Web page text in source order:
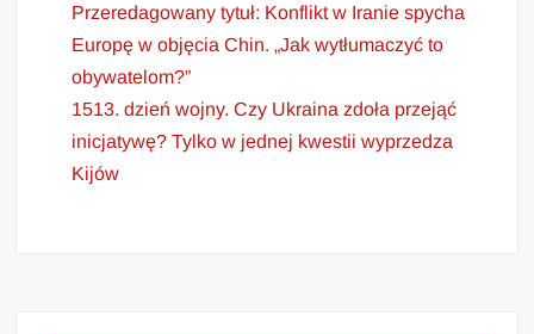
Przeredagowany tytuł: Konflikt w Iranie spycha
Europę w objęcia Chin. „Jak wytłumaczyć to
obywatelom?”
1513. dzień wojny. Czy Ukraina zdoła przejąć
inicjatywę? Tylko w jednej kwestii wyprzedza
Kijów